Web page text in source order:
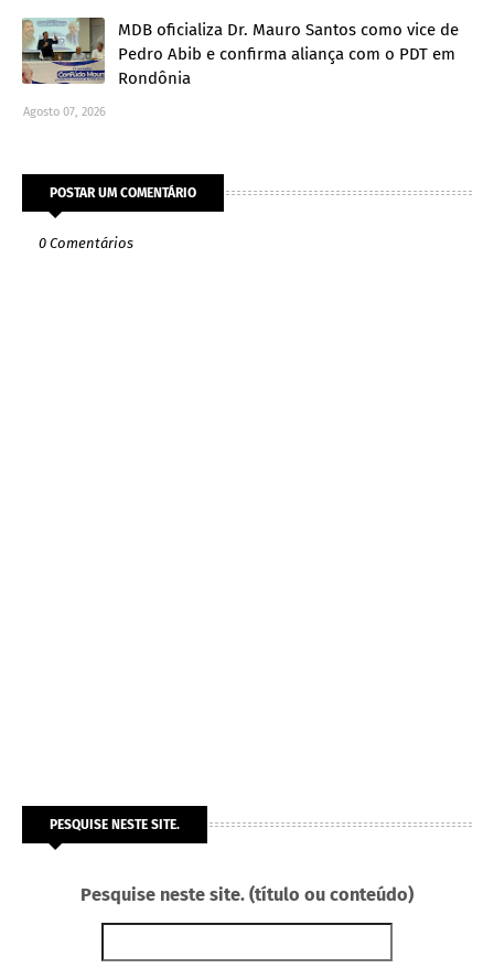
MDB oficializa Dr. Mauro Santos como vice de
Pedro Abib e confirma aliança com o PDT em
Rondônia
Agosto 07, 2026
POSTAR UM COMENTÁRIO
0 Comentários
PESQUISE NESTE SITE.
Pesquise neste site. (título ou conteúdo)